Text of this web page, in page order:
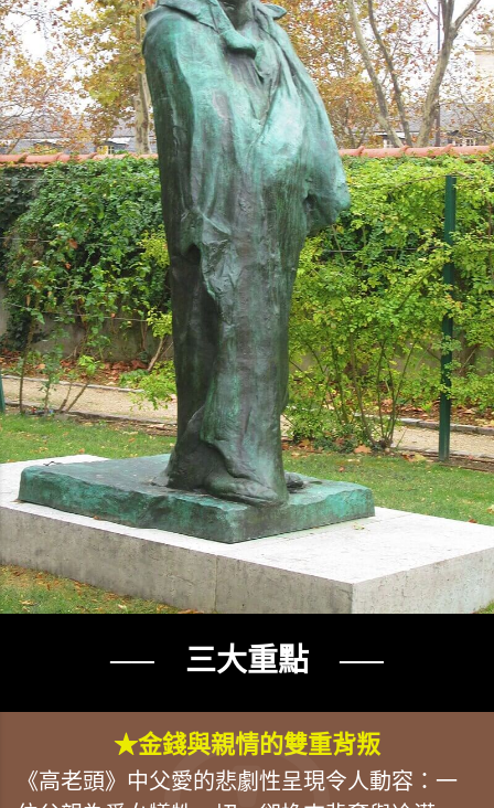
── 三大重點 ──
★金錢與親情的雙重背叛
《高老頭》中父愛的悲劇性呈現令人動容：一